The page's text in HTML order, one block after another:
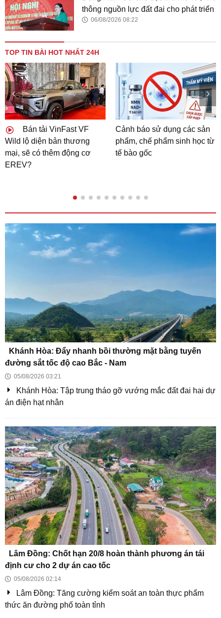
sau mở đường Vành đai 2,5
Đồng Nai đặt mục tiêu hoàn thiện cơ sở dữ liệu đất đai
trong tháng 10/2026
Kiệt quệ chạy đua với giá nhà, người trẻ chấp nhận
"an phận" đi thuê
Kiến trúc nằm giữa ruộng lúa sử dụng năng lượng
thiên nhiên